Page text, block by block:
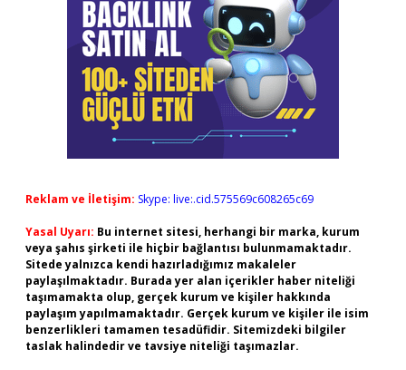
Reklam ve İletişim: Skype: live:.cid.575569c608265c69
Yasal Uyarı: Bu internet sitesi, herhangi bir marka, kurum
veya şahıs şirketi ile hiçbir bağlantısı bulunmamaktadır.
Sitede yalnızca kendi hazırladığımız makaleler
paylaşılmaktadır. Burada yer alan içerikler haber niteliği
taşımamakta olup, gerçek kurum ve kişiler hakkında
paylaşım yapılmamaktadır. Gerçek kurum ve kişiler ile isim
benzerlikleri tamamen tesadüfidir. Sitemizdeki bilgiler
taslak halindedir ve tavsiye niteliği taşımazlar.